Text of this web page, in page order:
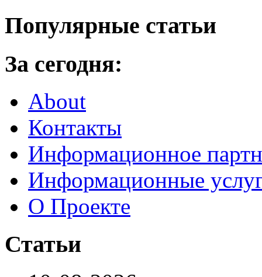
Популярные статьи
За сегодня:
About
Контакты
Информационное
Информационные
О Проекте
Статьи